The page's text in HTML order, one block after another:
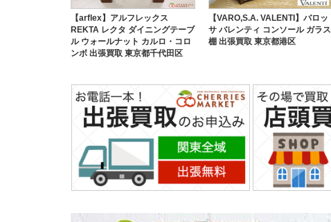
【arflex】アルフレックス
REKTA レクタ ダイニングテーブ
ル ウォールナット カルロ・コロ
ンボ 出張買取 東京都千代田区
【VARO,S.A. VALENTI】バロッ
サ バレンティ コンソール ガラス
棚 出張買取 東京都港区